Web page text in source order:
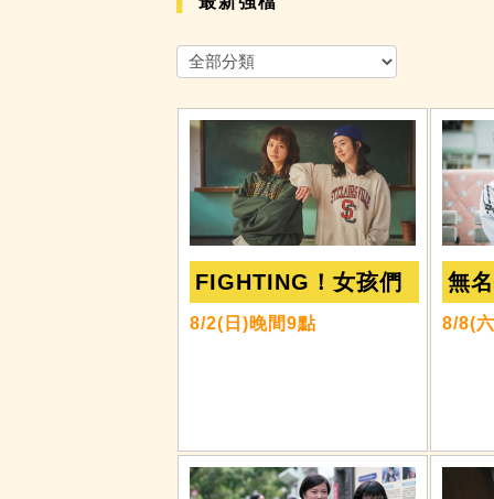
FIGHTING！女孩們
8/2(日)晚間9點
無
8/8(